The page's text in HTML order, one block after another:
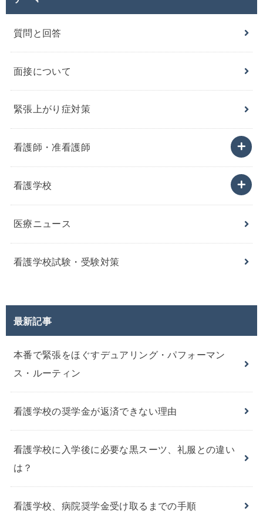
質問と回答
面接について
緊張上がり症対策
看護師・准看護師
看護学校
医療ニュース
看護学校試験・受験対策
最新記事
本番で緊張をほぐすデュアリング・パフォーマン
ス・ルーティン
看護学校の奨学金が返済できない理由
看護学校に入学後に必要な黒スーツ、礼服との違い
は？
看護学校、病院奨学金受け取るまでの手順